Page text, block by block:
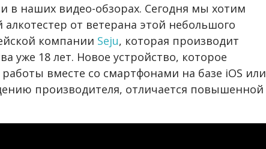
в наших видео-обзорах. Сегодня мы хотим
от ветерана этой небольшого
компании Seju, которая производит
уже 18 лет. Новое устройство, которое
вместе со смартфонами на базе iOS или
производителя, отличается повышенной